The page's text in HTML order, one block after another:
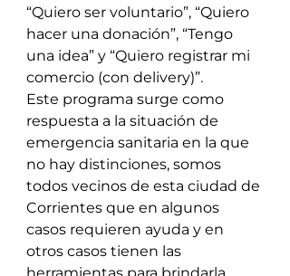
“Quiero ser voluntario”, “Quiero
hacer una donación”, “Tengo
una idea” y “Quiero registrar mi
comercio (con delivery)”.
Este programa surge como
respuesta a la situación de
emergencia sanitaria en la que
no hay distinciones, somos
todos vecinos de esta ciudad de
Corrientes que en algunos
casos requieren ayuda y en
otros casos tienen las